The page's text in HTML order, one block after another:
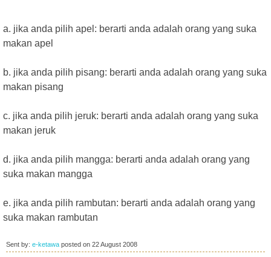
a. jika anda pilih apel: berarti anda adalah orang yang suka
makan apel
b. jika anda pilih pisang: berarti anda adalah orang yang suka
makan pisang
c. jika anda pilih jeruk: berarti anda adalah orang yang suka
makan jeruk
d. jika anda pilih mangga: berarti anda adalah orang yang
suka makan mangga
e. jika anda pilih rambutan: berarti anda adalah orang yang
suka makan rambutan
Sent by: e-ketawa posted on 22 August 2008